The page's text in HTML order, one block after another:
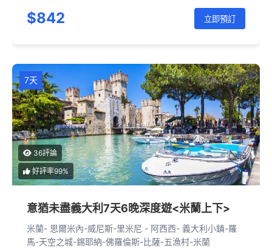
$842 立即預訂
7天
36評論
好評率99%
意猶未盡義大利7天6晚深度遊<米蘭上下>
米蘭- 思爾米內-威尼斯-里米尼 - 阿西西- 義大利小鎮-羅
馬-天空之城-錫耶納-佛羅倫斯-比薩-五漁村-米蘭